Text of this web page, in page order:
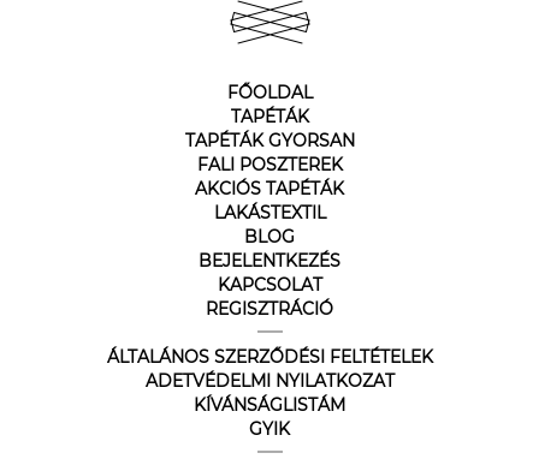
FŐOLDAL
TAPÉTÁK
TAPÉTÁK GYORSAN
FALI POSZTEREK
AKCIÓS TAPÉTÁK
LAKÁSTEXTIL
BLOG
BEJELENTKEZÉS
KAPCSOLAT
REGISZTRÁCIÓ
ÁLTALÁNOS SZERZŐDÉSI FELTÉTELEK
ADETVÉDELMI NYILATKOZAT
KÍVÁNSÁGLISTÁM
GYIK